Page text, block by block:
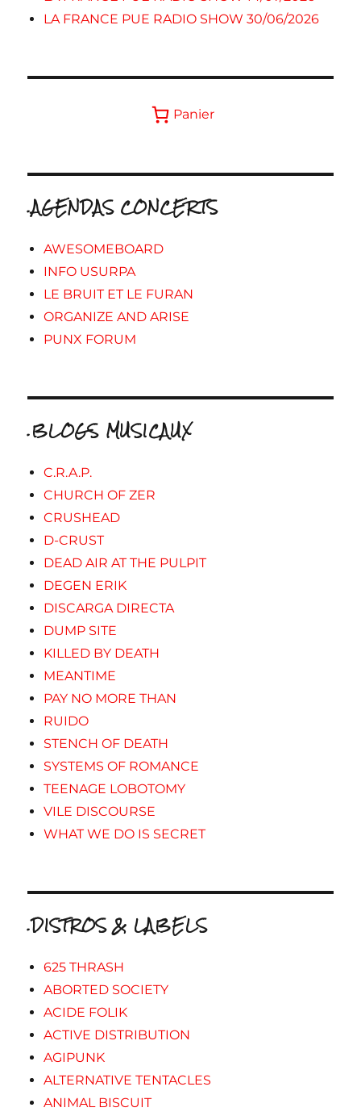
LA FRANCE PUE RADIO SHOW 30/06/2026
Panier
.AGENDAS CONCERTS
AWESOMEBOARD
INFO USURPA
LE BRUIT ET LE FURAN
ORGANIZE AND ARISE
PUNX FORUM
.BLOGS MUSICAUX
C.R.A.P.
CHURCH OF ZER
CRUSHEAD
D-CRUST
DEAD AIR AT THE PULPIT
DEGEN ERIK
DISCARGA DIRECTA
DUMP SITE
KILLED BY DEATH
MEANTIME
PAY NO MORE THAN
RUIDO
STENCH OF DEATH
SYSTEMS OF ROMANCE
TEENAGE LOBOTOMY
VILE DISCOURSE
WHAT WE DO IS SECRET
.DISTROS & LABELS
625 THRASH
ABORTED SOCIETY
ACIDE FOLIK
ACTIVE DISTRIBUTION
AGIPUNK
ALTERNATIVE TENTACLES
ANIMAL BISCUIT